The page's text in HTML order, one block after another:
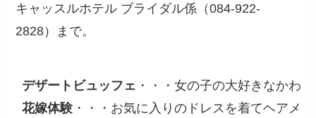
キャッスルホテル ブライダル係（084-922-
2828）まで。
デザートビュッフェ
花嫁体験